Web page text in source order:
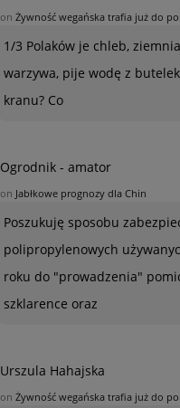
on Żywność wegańska trafia już do
1/3 Polaków je chleb,
warzywa, pije wodę z
kranu? Co
Ogrodnik - amator
on Jabłkowe prognozy dla Chin
Poszukuję sposobu
polipropylenowych
roku do "prowadzenia"
szklarence oraz
Urszula Hahajska
on Żywność wegańska trafia już do